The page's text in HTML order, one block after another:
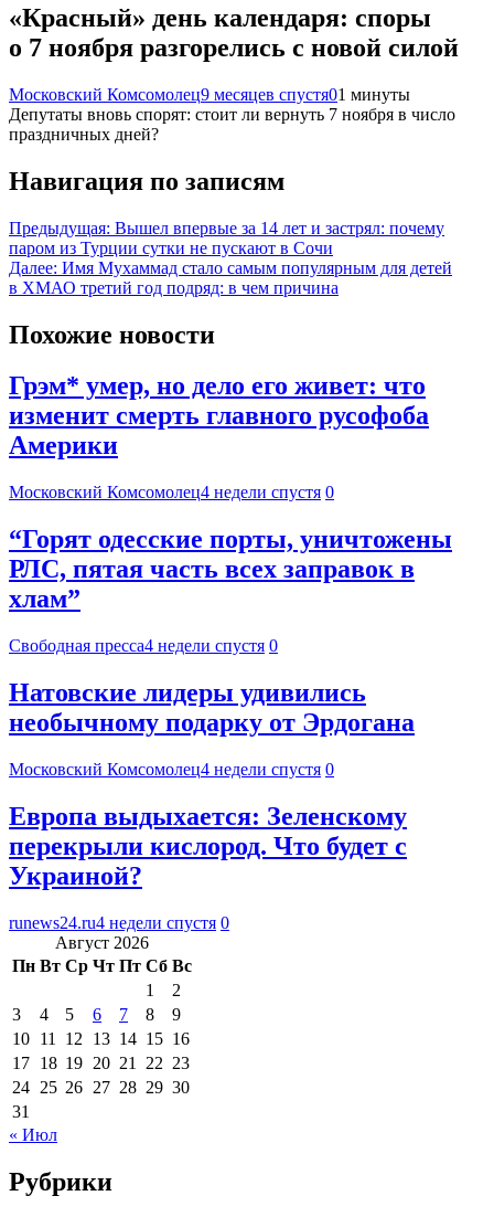
«Красный» день календаря: споры
о 7 ноября разгорелись с новой силой
Московский Комсомолец9 месяцев спустя01 минуты
Депутаты вновь спорят: стоит ли вернуть 7 ноября в число
праздничных дней?
Навигация по записям
Предыдущая: Вышел впервые за 14 лет и застрял: почему
паром из Турции сутки не пускают в Сочи
Далее: Имя Мухаммад стало самым популярным для детей
в ХМАО третий год подряд: в чем причина
Похожие новости
Грэм* умер, но дело его живет: что
изменит смерть главного русофоба
Америки
Московский Комсомолец4 недели спустя 0
“Горят одесские порты, уничтожены
РЛС, пятая часть всех заправок в
хлам”
Свободная пресса4 недели спустя 0
Натовские лидеры удивились
необычному подарку от Эрдогана
Московский Комсомолец4 недели спустя 0
Европа выдыхается: Зеленскому
перекрыли кислород. Что будет с
Украиной?
runews24.ru4 недели спустя 0
Август 2026
Пн Вт Ср Чт Пт Сб Вс
1
2
3
4 5 6 7 8
9
10 11 12 13 14 15 16
17 18 19 20 21 22 23
24 25 26 27 28 29 30
31
« Июл
Рубрики